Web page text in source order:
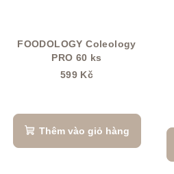
FOODOLOGY Coleology
PRO 60 ks
599 Kč
Thêm vào giỏ hàng